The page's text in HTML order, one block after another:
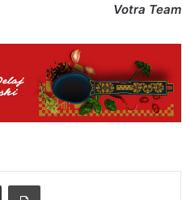
Votra Team
Share via Email Print